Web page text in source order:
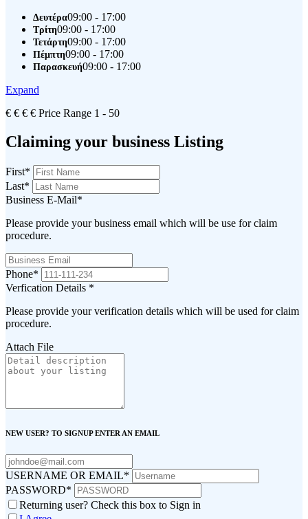
Δευτέρα09:00 - 17:00
Τρίτη09:00 - 17:00
Τετάρτη09:00 - 17:00
Πέμπτη09:00 - 17:00
Παρασκευή09:00 - 17:00
Expand
€ € € € Price Range 1 - 50
Claiming your business Listing
First*
Last*
Business E-Mail*
Please provide your business email which will be use for claim
procedure.
Phone*
Verfication Details *
Please provide your verification details which will be used for claim
procedure.
Attach File
NEW USER? TO SIGNUP ENTER AN EMAIL
USERNAME OR EMAIL*
PASSWORD*
Returning user? Check this box to Sign in